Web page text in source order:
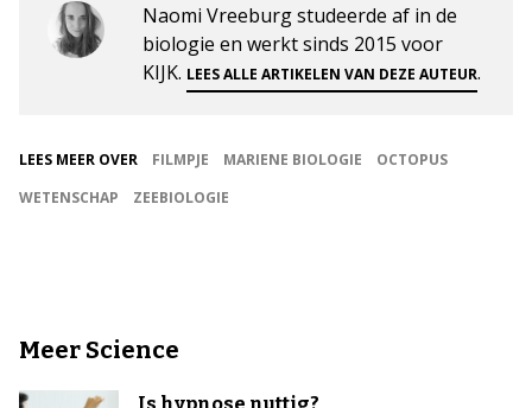
Naomi Vreeburg studeerde af in de
biologie en werkt sinds 2015 voor
KIJK. LEES ALLE ARTIKELEN VAN DEZE AUTEUR.
LEES MEER OVER FILMPJE MARIENE BIOLOGIE
OCTOPUS
WETENSCHAP
ZEEBIOLOGIE
Meer Science